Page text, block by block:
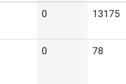
0 13175
0 78